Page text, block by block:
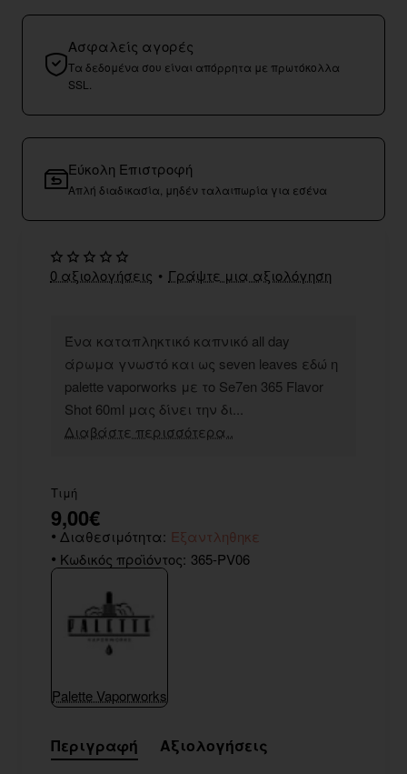
Ασφαλείς αγορές
Τα δεδομένα σου είναι απόρρητα με πρωτόκολλα
SSL.
Εύκολη Επιστροφή
Απλή διαδικασία, μηδέν ταλαιπωρία για εσένα
Ένα καταπληκτικό καπνικό all day
άρωμα γνωστό και ως seven leaves εδώ η
palette vaporworks με το Se7en 365 Flavor
Shot 60ml μας δίνει την δι...
Διαβάστε περισσότερα..
0 αξιολογήσεις • Γράψτε μια αξιολόγηση
Τιμή
9,00€
Διαθεσιμότητα: Εξαντληθηκε
Κωδικός προϊόντος: 365-PV06
Palette Vaporworks
Περιγραφή Αξιολογήσεις